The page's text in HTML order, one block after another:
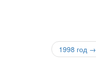
1998 год →